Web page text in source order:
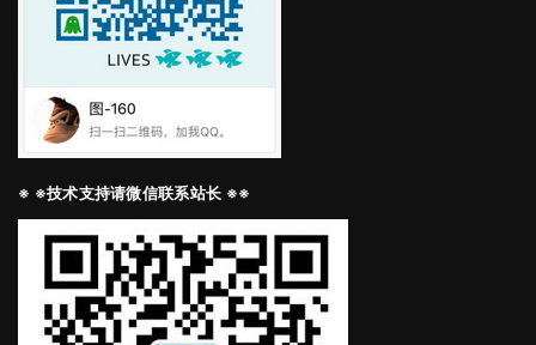
※ ※技术支持请微信联系站长 ※※